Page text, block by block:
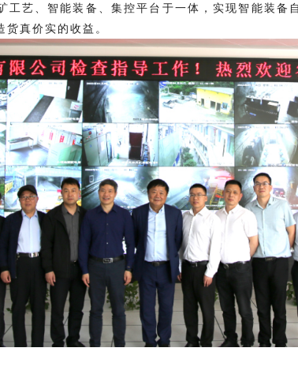
工艺、智能装备、集控平台于一体，实现智能装备
真价实的收益。